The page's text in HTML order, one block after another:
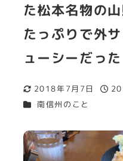
た松本名物の
たっぷりで外
ューシーだった
更新日
2018年7月7日
投稿日
カテゴリー
南信州のこと